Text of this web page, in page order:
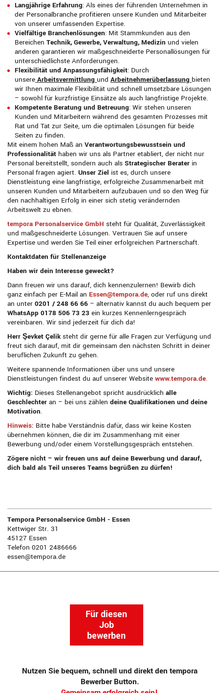
Langjährige Erfahrung: Als eines der führenden Unternehmen in
der Personalbranche profitieren unsere Kunden und Mitarbeiter
von unserer umfassenden Expertise.
Vielfältige Branchenlösungen: Mit Stammkunden aus den
Bereichen Technik, Gewerbe, Verwaltung, Medizin und vielen
anderen garantieren wir maßgeschneiderte Personallösungen für
unterschiedlichste Anforderungen.
Flexibilität und Anpassungsfähigkeit: Durch
unsere Arbeitsvermittlung und Arbeitnehmerüberlassung bieten
wir Ihnen maximale Flexibilität und schnell umsetzbare Lösungen
– sowohl für kurzfristige Einsätze als auch langfristige Projekte.
Kompetente Beratung und Betreuung: Wir stehen unseren
Kunden und Mitarbeitern während des gesamten Prozesses mit
Rat und Tat zur Seite, um die optimalen Lösungen für beide
Seiten zu finden.
Mit einem hohen Maß an Verantwortungsbewusstsein und
Professionalität haben wir uns als Partner etabliert, der nicht nur
Personal bereitstellt, sondern auch als Strategischer Berater in
Personal fragen agiert. Unser Ziel ist es, durch unsere
Dienstleistung eine langfristige, erfolgreiche Zusammenarbeit mit
unseren Kunden und Mitarbeitern aufzubauen und so den Weg für
den nachhaltigen Erfolg in einer sich stetig verändernden
Arbeitswelt zu ebnen.
tempora Personalservice GmbH steht für Qualität, Zuverlässigkeit
und maßgeschneiderte Lösungen. Vertrauen Sie auf unsere
Expertise und werden Sie Teil einer erfolgreichen Partnerschaft.
Kontaktdaten für Stellenanzeige
Haben wir dein Interesse geweckt?
Dann freuen wir uns darauf, dich kennenzulernen! Bewirb dich
ganz einfach per E-Mail an Essen@tempora.de, oder ruf uns direkt
an unter 0201 / 248 66 66 – alternativ kannst du auch bequem per
WhatsApp 0178 506 73 23 ein kurzes Kennenlerngespräch
vereinbaren. Wir sind jederzeit für dich da!
Herr Şevket Çelik steht dir gerne für alle Fragen zur Verfügung und
freut sich darauf, mit dir gemeinsam den nächsten Schritt in deiner
beruflichen Zukunft zu gehen.
Weitere spannende Informationen über uns und unsere
Dienstleistungen findest du auf unserer Website www.tempora.de.
Wichtig: Dieses Stellenangebot spricht ausdrücklich alle
Geschlechter an – bei uns zählen deine Qualifikationen und deine
Motivation.
Hinweis: Bitte habe Verständnis dafür, dass wir keine Kosten
übernehmen können, die dir im Zusammenhang mit einer
Bewerbung und/oder einem Vorstellungsgespräch entstehen.
Zögere nicht – wir freuen uns auf deine Bewerbung und darauf,
dich bald als Teil unseres Teams begrüßen zu dürfen!
Tempora Personalservice GmbH - Essen
Kettwiger Str. 31
45127 Essen
Telefon 0201 2486666
essen@tempora.de
Für diesen
Job
bewerben
Nutzen Sie bequem, schnell und direkt den tempora
Bewerber Button.